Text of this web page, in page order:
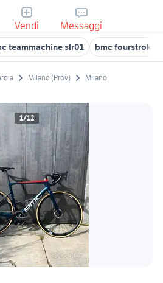
Vendi Messaggi
teammachine slr01 bmc fourstroke
Milano (Prov) Milano
1/12